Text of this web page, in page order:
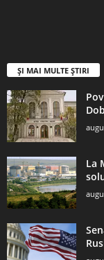
ȘI MAI MULTE ȘTIRI
La